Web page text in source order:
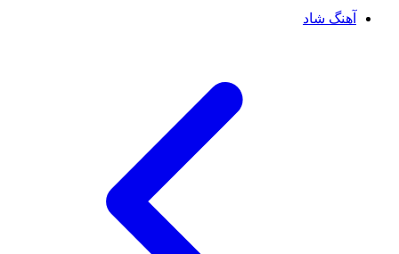
آهنگ شاد